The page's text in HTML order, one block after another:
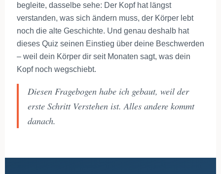
begleite, dasselbe sehe: Der Kopf hat längst
verstanden, was sich ändern muss, der Körper lebt
noch die alte Geschichte. Und genau deshalb hat
dieses Quiz seinen Einstieg über deine Beschwerden
– weil dein Körper dir seit Monaten sagt, was dein
Kopf noch wegschiebt.
Diesen Fragebogen habe ich gebaut, weil der
erste Schritt Verstehen ist. Alles andere kommt
danach.